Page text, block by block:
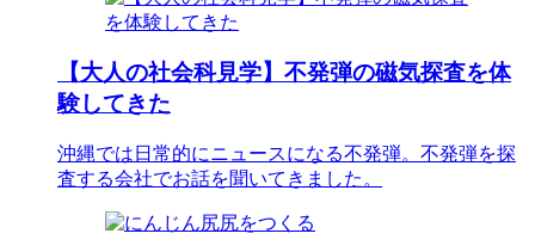
【大人の社会科見学】不発弾の磁気探査を体
験してきた
沖縄では日常的にニュースになる不発弾。不発弾を探
査する会社でお話を聞いてきました。